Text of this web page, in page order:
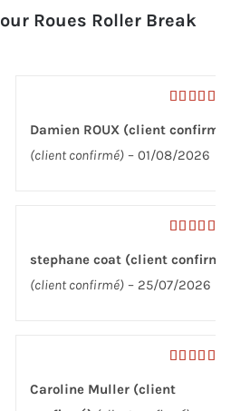
Roues Roller Break
5
Damien ROUX (client confirmé)
(client confirmé) – 01/08/2026
5
stephane coat (client confirmé)
(client confirmé) – 25/07/2026
5
Caroline Muller (client